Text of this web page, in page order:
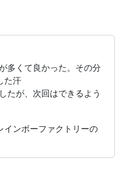
多くて良かった。その分
た汗
たが、次回はできるよう
ンボーファクトリーの